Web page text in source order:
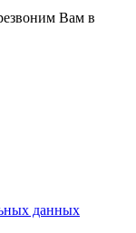
Вам в
данных